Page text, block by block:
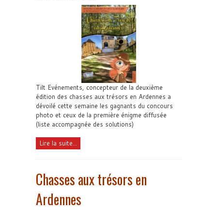
Tilt Evénements, concepteur de la deuxième
édition des chasses aux trésors en Ardennes a
dévoilé cette semaine les gagnants du concours
photo et ceux de la première énigme diffusée
(liste accompagnée des solutions)
Lire la suite...
Chasses aux trésors en
Ardennes